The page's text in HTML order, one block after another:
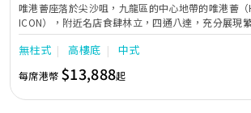
唯港薈座落於尖沙咀，九龍區的中心地帶的唯港薈
ICON），附近名店食肆林立，四通八達，充分展現
中的活力個性，成為一眾準新人舉辦婚宴的熱門之
隊由策劃統籌至所有婚宴每個細節，唯港薈都力臻完
讓您留下獨特的醉人回憶。 擁有時尚高樓頂的
廳，配置了全套先進的視聽影音及燈光設備配套，並
現代時尚感的水晶玻璃燈，演繹出與別不同的經典神
無柱式 高樓底 中式
每席港幣 $13,888起